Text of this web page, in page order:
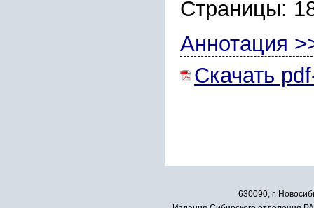
Страницы:
Аннотация
Скачать
630090, г.